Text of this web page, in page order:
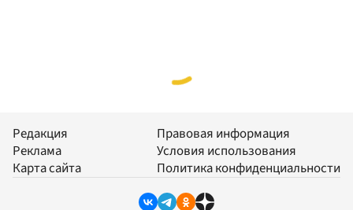
Редакция
Реклама
Карта сайта
Правовая информация
Условия использования
Политика конфиденциальности